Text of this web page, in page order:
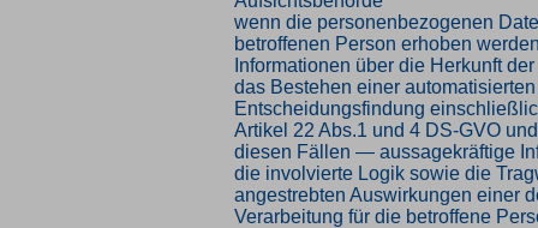
wenn die personenbezogenen
betroffenen Person erhoben
Informationen über die Herkunft
das Bestehen einer automatisierten
Entscheidungsfindung
Artikel 22 Abs.1 und 4 DS-GVO
diesen Fällen — aussagekräftige
die involvierte Logik sowie die
angestrebten Auswirkungen einer
Verarbeitung für die betroffene